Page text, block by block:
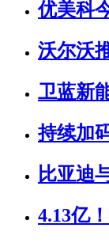
优美科
沃尔沃
卫蓝新
持续加
比亚迪
4.13亿